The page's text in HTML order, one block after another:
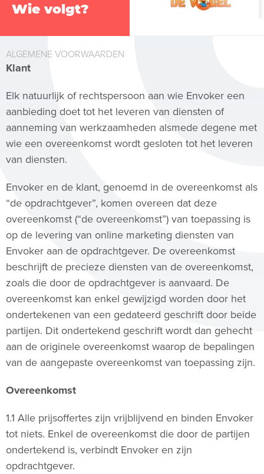
Wie volgt?
ALGEMENE VOORWAARDEN
Klant
Elk natuurlijk of rechtspersoon aan wie Envoker een
aanbieding doet tot het leveren van diensten of
aanneming van werkzaamheden alsmede degene met
wie een overeenkomst wordt gesloten tot het leveren
van diensten.
Envoker en de klant, genoemd in de overeenkomst als
“de opdrachtgever”, komen overeen dat deze
overeenkomst (“de overeenkomst”) van toepassing is
op de levering van online marketing diensten van
Envoker aan de opdrachtgever. De overeenkomst
beschrijft de precieze diensten van de overeenkomst,
zoals die door de opdrachtgever is aanvaard. De
overeenkomst kan enkel gewijzigd worden door het
ondertekenen van een gedateerd geschrift door beide
partijen. Dit ondertekend geschrift wordt dan gehecht
aan de originele overeenkomst waarop de bepalingen
van de aangepaste overeenkomst van toepassing zijn.
Overeenkomst
1.1 Alle prijsoffertes zijn vrijblijvend en binden Envoker
tot niets. Enkel de overeenkomst die door de partijen
ondertekend is, verbindt Envoker en zijn
opdrachtgever.